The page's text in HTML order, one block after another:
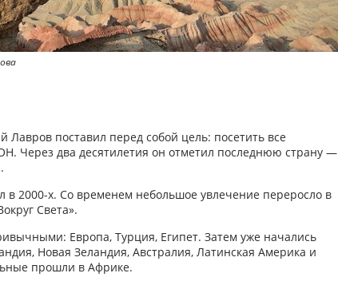
Лавров поставил перед собой цель: посетить все
Через два десятилетия он отметил последнюю страну —
в 2000-х. Со временем небольшое увлечение переросло в
Света».
Европа, Турция, Египет. Затем уже начались
Новая Зеландия, Австралия, Латинская Америка и
прошли в Африке.